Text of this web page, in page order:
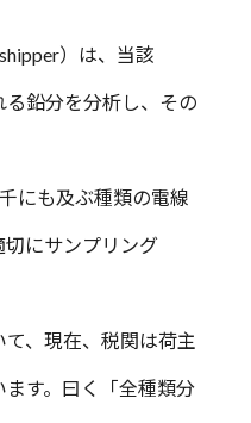
shipper）は、当該
鉛分を分析し、その
にも及ぶ種類の電線
にサンプリング
、現在、税関は荷主
す。曰く「全種類分